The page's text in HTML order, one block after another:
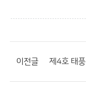
이전글 제4호 태